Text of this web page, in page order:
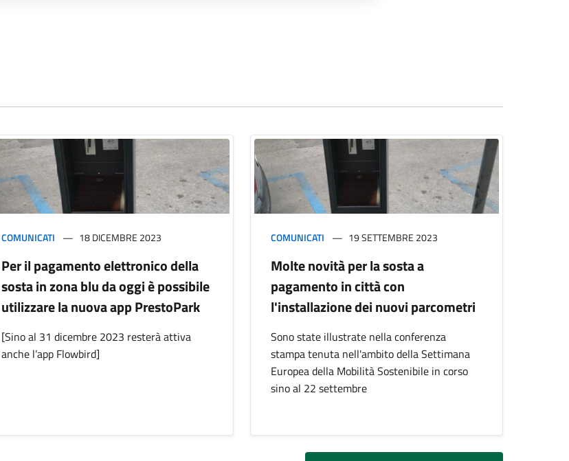
COMUNICATI 18 DICEMBRE 2023
Per il pagamento elettronico della
sosta in zona blu da oggi è possibile
utilizzare la nuova app PrestoPark
[Sino al 31 dicembre 2023 resterà attiva
anche l’app Flowbird]
COMUNICATI 19 SETTEMBRE 2023
Molte novità per la sosta a
pagamento in città con
l'installazione dei nuovi parcometri
Sono state illustrate nella conferenza
stampa tenuta nell'ambito della Settimana
Europea della Mobilità Sostenibile in corso
sino al 22 settembre